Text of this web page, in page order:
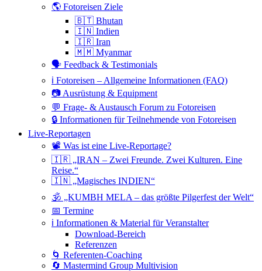
🌎 Fotoreisen Ziele
🇧🇹 Bhutan
🇮🇳 Indien
🇮🇷 Iran
🇲🇲 Myanmar
🗣 Feedback & Testimonials
ℹ️ Fotoreisen – Allgemeine Informationen (FAQ)
📷 Ausrüstung & Equipment
💬 Frage- & Austausch Forum zu Fotoreisen
🔒 Informationen für Teilnehmende von Fotoreisen
Live-Reportagen
📽 Was ist eine Live-Reportage?
🇮🇷 „IRAN – Zwei Freunde. Zwei Kulturen. Eine
Reise.“
🇮🇳 „Magisches INDIEN“
🕉 „KUMBH MELA – das größte Pilgerfest der Welt“
📅 Termine
ℹ️ Informationen & Material für Veranstalter
Download-Bereich
Referenzen
🌀 Referenten-Coaching
🔄 Mastermind Group Multivision